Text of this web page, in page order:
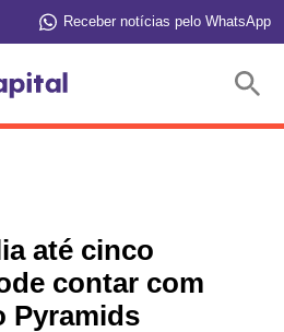
Receber notícias pelo WhatsApp
até cinco
contar com
Pyramids